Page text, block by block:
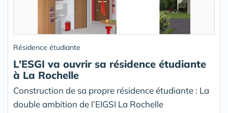
Résidence étudiante
L'ESGI va ouvrir sa résidence étudiante
à La Rochelle
Construction de sa propre résidence étudiante : La
double ambition de l’EIGSI La Rochelle